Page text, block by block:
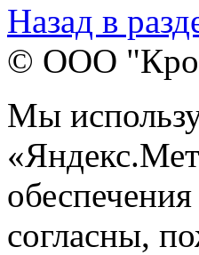
Назад в
© ООО
Мы
согласны,